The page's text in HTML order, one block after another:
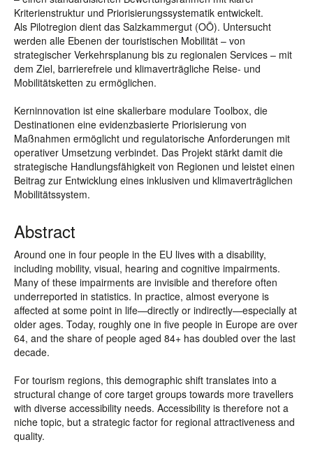
Kriterienstruktur und Priorisierungssystematik entwickelt.
Als Pilotregion dient das Salzkammergut (OÖ). Untersucht
werden alle Ebenen der touristischen Mobilität – von
strategischer Verkehrsplanung bis zu regionalen Services – mit
dem Ziel, barrierefreie und klimaverträgliche Reise- und
Mobilitätsketten zu ermöglichen.
Kerninnovation ist eine skalierbare modulare Toolbox, die
Destinationen eine evidenzbasierte Priorisierung von
Maßnahmen ermöglicht und regulatorische Anforderungen mit
operativer Umsetzung verbindet. Das Projekt stärkt damit die
strategische Handlungsfähigkeit von Regionen und leistet einen
Beitrag zur Entwicklung eines inklusiven und klimaverträglichen
Mobilitätssystem.
Abstract
Around one in four people in the EU lives with a disability,
including mobility, visual, hearing and cognitive impairments.
Many of these impairments are invisible and therefore often
underreported in statistics. In practice, almost everyone is
affected at some point in life—directly or indirectly—especially at
older ages. Today, roughly one in five people in Europe are over
64, and the share of people aged 84+ has doubled over the last
decade.
For tourism regions, this demographic shift translates into a
structural change of core target groups towards more travellers
with diverse accessibility needs. Accessibility is therefore not a
niche topic, but a strategic factor for regional attractiveness and
quality.